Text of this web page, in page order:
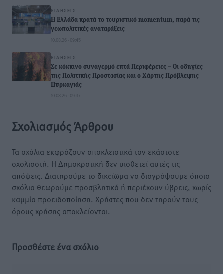
ΕΙΔΉΣΕΙΣ
Η Ελλάδα κρατά το τουριστικό momentum, παρά τις
γεωπολιτικές αναταράξεις
10.08.26 · 09:45
ΕΙΔΉΣΕΙΣ
Σε κόκκινο συναγερμό επτά Περιφέρειες – Οι οδηγίες
της Πολιτικής Προστασίας και ο Χάρτης Πρόβλεψης
Πυρκαγιάς
10.08.26 · 09:37
Σχολιασμός Άρθρου
Τα σχόλια εκφράζουν αποκλειστικά τον εκάστοτε
σχολιαστή. Η Δημοκρατική δεν υιοθετεί αυτές τις
απόψεις. Διατηρούμε το δικαίωμα να διαγράψουμε όποια
σχόλια θεωρούμε προσβλητικά ή περιέχουν ύβρεις, χωρίς
καμμία προειδοποίηση. Χρήστες που δεν τηρούν τους
όρους χρήσης αποκλείονται.
Προσθέστε ένα σχόλιο